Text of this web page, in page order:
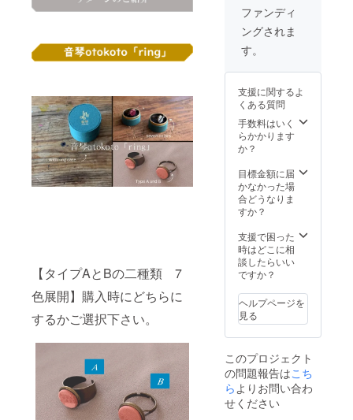
【タイプAとBの二種類 7
色展開】購入時にどちらに
するかご選択下さい。
H50㎜
×W132
㎜×D92
ング
バッ
グ
H155㎜
×W155
㎜
メッ
セージ
カード
㎜ ※リ
ング
ケース
は付き
ラッピ
ング
バッグ
のカ
指定出
来ませ
ん。予
めご了
承くだ
販売に
なりま
す。 単
おりま
でご注
意下さ
い。 音
琴
otokoto
」×２
（A.Bど
ちらで
も
ラッピ
ング
バッグ
H135㎜
㎜×D65
㎜ ×２
メッ
セージ
H70㎜
×W102
㎜×２
定形外
郵便 で
ファンディ
ングされま
す。
支援に関するよ
くある質問
手数料はいく
らかかります
か？
目標金額に届
かなかった場
合どうなりま
すか？
支援で困った
時はどこに相
談したらいい
ですか？
ヘルプページを
見る
このプロジェクト
の問題報告はこち
ら よりお問い合わ
せください